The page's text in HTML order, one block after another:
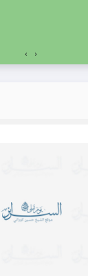
‹
›